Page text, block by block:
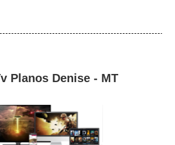
Planos Denise - MT